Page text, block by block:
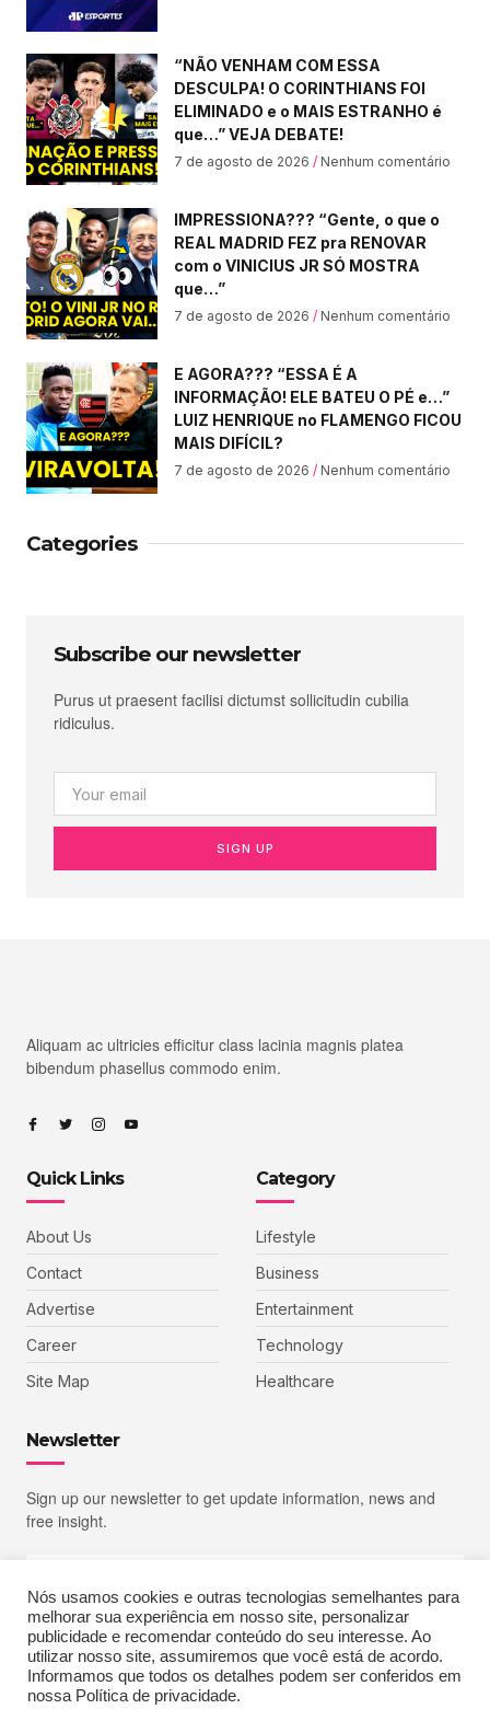
“NÃO VENHAM COM ESSA
DESCULPA! O CORINTHIANS FOI
ELIMINADO e o MAIS ESTRANHO é
que…” VEJA DEBATE!
7 de agosto de 2026 Nenhum comentário
IMPRESSIONA??? “Gente, o que o
REAL MADRID FEZ pra RENOVAR
com o VINICIUS JR SÓ MOSTRA
que…”
7 de agosto de 2026 Nenhum comentário
E AGORA??? “ESSA É A
INFORMAÇÃO! ELE BATEU O PÉ e…”
LUIZ HENRIQUE no FLAMENGO FICOU
MAIS DIFÍCIL?
7 de agosto de 2026 Nenhum comentário
Categories
Subscribe our newsletter
Purus ut praesent facilisi dictumst sollicitudin cubilia
ridiculus.
SIGN UP
Aliquam ac ultricies efficitur class lacinia magnis platea
bibendum phasellus commodo enim.
Quick Links
About Us
Contact
Advertise
Career
Site Map
Category
Lifestyle
Business
Entertainment
Technology
Healthcare
Newsletter
Sign up our newsletter to get update information, news and
free insight.
SIGN UP
Nós usamos cookies e outras tecnologias semelhantes para
melhorar sua experiência em nosso site, personalizar
publicidade e recomendar conteúdo do seu interesse. Ao
utilizar nosso site, assumiremos que você está de acordo.
Informamos que todos os detalhes podem ser conferidos em
nossa Política de privacidade.